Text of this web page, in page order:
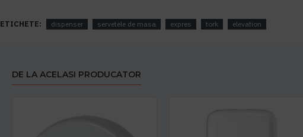
ETICHETE: dispenser servetele de masa expres tork elevation
DE LA ACELASI PRODUCATOR